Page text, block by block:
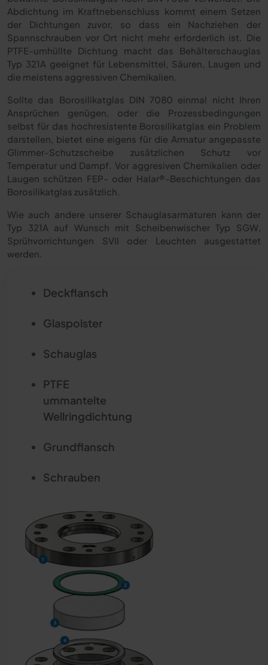
Abdichtung im Kraftnebenschluss kommt einem Setzen
der Dichtungen zuvor, so dass ein Nachziehen der
Spannschrauben vor Ort nicht mehr erforderlich ist. Die
PTFE-umhüllte Dichtung macht das Behälterschauglas
Typ 321A geeignet für Lebensmittel, Säuren, Laugen und
die meistens aggressiven Chemikalien.
Sollte das Borosilikatglas DIN 7080 einmal nicht Ihren
Ansprüchen genügen, oder die Prozessbedingungen
selbst für das hochresistente Borosilikatglas ein Problem
darstellen, bietet eine eigens für die Armatur angepasste
Glimmer-Schutzscheibe zusätzlichen Schutz vor
Temperatur und Dampf. Vor aggresiven Chemikalien oder
Laugen schützen FEP- oder Halar®-Beschichtungen das
Borosilikatglas zusätzlich.
Wie auch andere unserer Schauglasarmaturen kann der
Typ 321A auf Wunsch mit Scheibenwischer Typ SGW,
Sprühvorrichtungen SVII oder Leuchten ausgestattet
werden.
Deckflansch
Glaspolster
Schauglas
PTFE
ummantelte
Wellringdichtung
Grundflansch
Schrauben